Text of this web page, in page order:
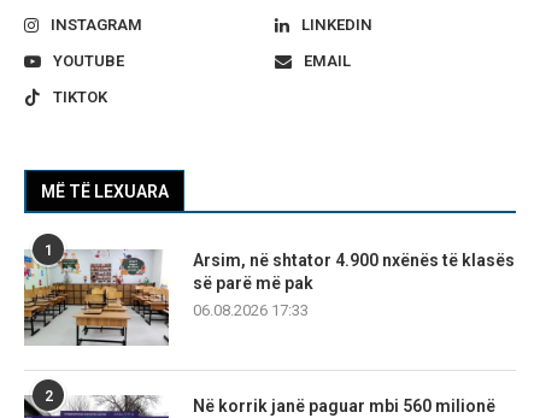
INSTAGRAM
LINKEDIN
YOUTUBE
EMAIL
TIKTOK
MË TË LEXUARA
1
Arsim, në shtator 4.900 nxënës të klasës
së parë më pak
06.08.2026 17:33
2
Në korrik janë paguar mbi 560 milionë